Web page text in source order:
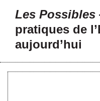
Nos idées
Se mobiliser
Publications
Agenda
Les Possibles
pratiques de
aujourd’hui